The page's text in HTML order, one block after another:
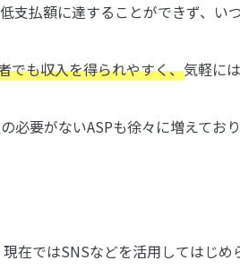
支払額に達することができず、い
でも収入を得られやすく、気軽に
必要がないASPも徐々に増えてお
在ではSNSなどを活用してはじめ